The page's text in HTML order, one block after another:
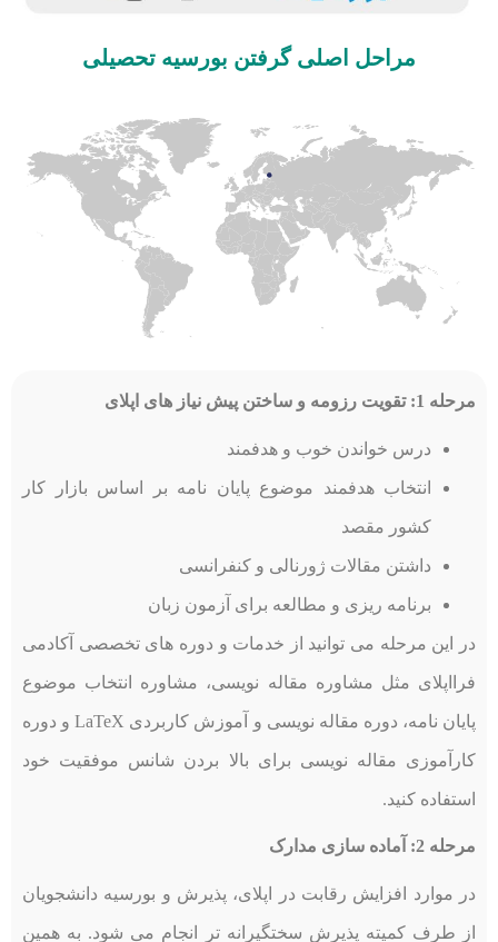
مراحل اصلی گرفتن بورسیه تحصیلی
مرحله 1: تقویت رزومه و ساختن پیش نیاز های اپلای
درس خواندن خوب و هدفمند
انتخاب هدفمند موضوع پایان نامه بر اساس بازار کار
کشور مقصد
داشتن مقالات ژورنالی و کنفرانسی
برنامه ریزی و مطالعه برای آزمون زبان
در این مرحله می توانید از خدمات و دوره های تخصصی آکادمی
فرااپلای مثل مشاوره مقاله نویسی، مشاوره انتخاب موضوع
پایان نامه، دوره مقاله نویسی و آموزش کاربردی LaTeX و دوره
کارآموزی مقاله نویسی برای بالا بردن شانس موفقیت خود
استفاده کنید.
مرحله 2: آماده سازی مدارک
در موارد افزایش رقابت در اپلای، پذیرش و بورسیه دانشجویان
از طرف کمیته پذیرش سختگیرانه تر انجام می شود. به همین